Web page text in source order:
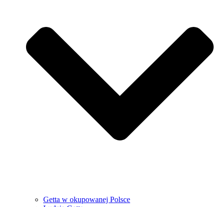
Getta w okupowanej Polsce